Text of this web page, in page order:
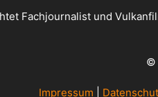
Fachjournalist und
©
Impressum